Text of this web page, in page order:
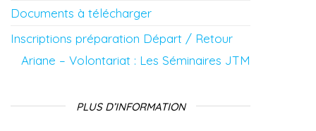
Documents à télécharger
Inscriptions préparation Départ / Retour
Ariane – Volontariat : Les Séminaires JTM
PLUS D’INFORMATION